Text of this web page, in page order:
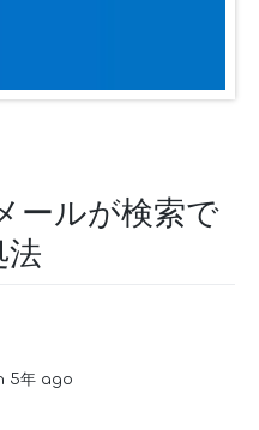
ールが検索で
法
5年 ago